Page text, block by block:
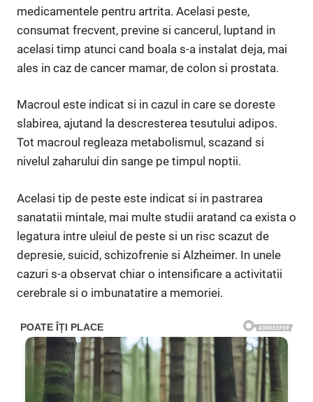
medicamentele pentru artrita. Acelasi peste,
consumat frecvent, previne si cancerul, luptand in
acelasi timp atunci cand boala s-a instalat deja, mai
ales in caz de cancer mamar, de colon si prostata.
Macroul este indicat si in cazul in care se doreste
slabirea, ajutand la descresterea tesutului adipos.
Tot macroul regleaza metabolismul, scazand si
nivelul zaharului din sange pe timpul noptii.
Acelasi tip de peste este indicat si in pastrarea
sanatatii mintale, mai multe studii aratand ca exista o
legatura intre uleiul de peste si un risc scazut de
depresie, suicid, schizofrenie si Alzheimer. In unele
cazuri s-a observat chiar o intensificare a activitatii
cerebrale si o imbunatatire a memoriei.